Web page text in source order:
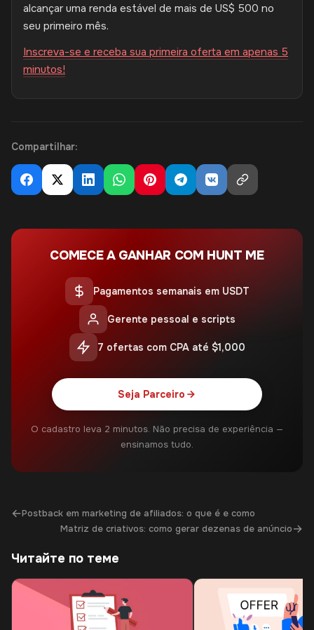
alcançar uma renda estável de mais de US$ 500 no
seu primeiro mês.
Inscreva-se e receba sua primeira oferta em apenas 5
minutos!
Compartilhar:
COMECE A GANHAR COM HUNT ME
Pagamentos semanais em USDT
Gerente pessoal e scripts
7 ofertas com CPA até $1,000
Seja Parceiro
O cadastro leva 2 minutos. Não precisa de experiência —
ensinamos tudo.
←Postback em marketing de afiliados: o que é e como
Matriz de criativos: como gerar dezenas de anúncio→
Читайте по теме